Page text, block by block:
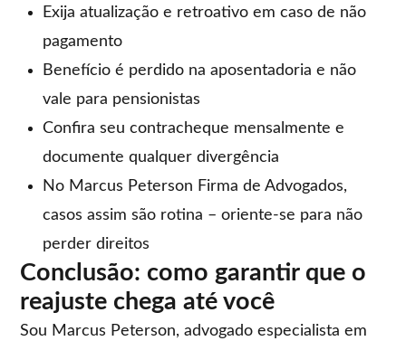
Exija atualização e retroativo em caso de não
pagamento
Benefício é perdido na aposentadoria e não
vale para pensionistas
Confira seu contracheque mensalmente e
documente qualquer divergência
No Marcus Peterson Firma de Advogados,
casos assim são rotina – oriente-se para não
perder direitos
Conclusão: como garantir que o
reajuste chega até você
Sou Marcus Peterson, advogado especialista em